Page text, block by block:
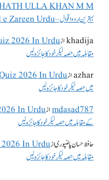
ULLA KHAN M M
بہترین اردو اقوال – Aqwal e Zareen Urdu
khadijaاز
مقابلہ میں حصہ لیکر خود کا جائزہ لیں
azharاز
میں حصہ لیکر خود کا جائزہ لیں
mdasad787از
کے مقابلہ میں حصہ لیکر خود کا جائزہ لیں
حافظ حسان پالنپوریاز
مقابلہ میں حصہ لیکر خود کا جائزہ لیں